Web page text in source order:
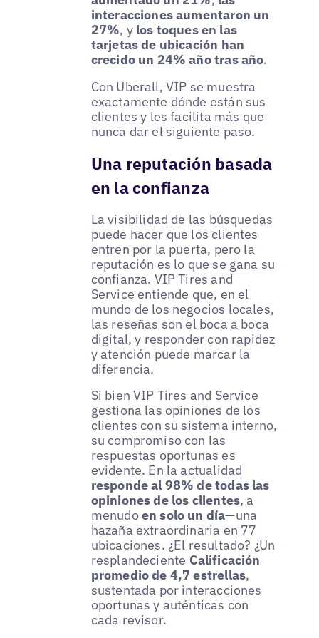
interacciones aumentaron un
27%, y los toques en las
tarjetas de ubicación han
crecido un 24% año tras año.
Con Uberall, VIP se muestra
exactamente dónde están sus
clientes y les facilita más que
nunca dar el siguiente paso.
Una reputación basada
en la confianza
La visibilidad de las búsquedas
puede hacer que los clientes
entren por la puerta, pero la
reputación es lo que se gana su
confianza. VIP Tires and
Service entiende que, en el
mundo de los negocios locales,
las reseñas son el boca a boca
digital, y responder con rapidez
y atención puede marcar la
diferencia.
Si bien VIP Tires and Service
gestiona las opiniones de los
clientes con su sistema interno,
su compromiso con las
respuestas oportunas es
evidente. En la actualidad
responde al 98% de todas las
opiniones de los clientes, a
menudoen solo un día—una
hazaña extraordinaria en 77
ubicaciones. ¿El resultado? ¿Un
resplandeciente Calificación
promedio de 4,7 estrellas,
sustentada por interacciones
oportunas y auténticas con
cada revisor.